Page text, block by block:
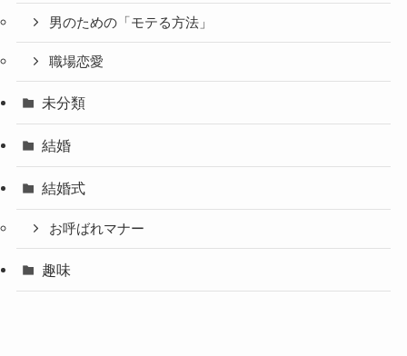
男のための「モテる方法」
職場恋愛
未分類
結婚
結婚式
お呼ばれマナー
趣味